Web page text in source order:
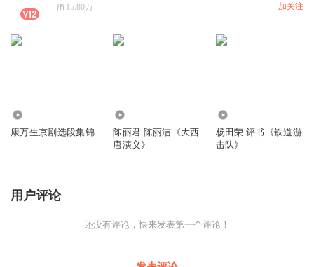
15.80万 加关注
康万生京剧选段集锦
陈丽君 陈丽洁《大西
唐演义》
杨田荣 评书《铁道游
击队》
用户评论
还没有评论，快来发表第一个评论！